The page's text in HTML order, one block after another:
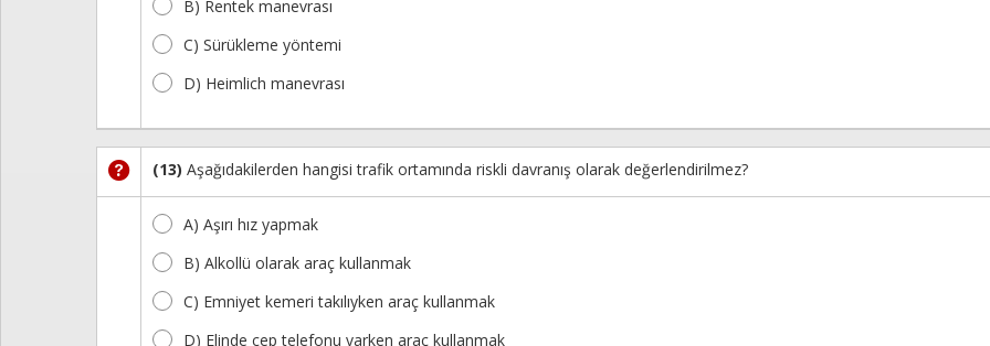
B) Rentek manevrası
C) Sürükleme yöntemi
D) Heimlich manevrası
(13) Aşağıdakilerden hangisi trafik ortamında riskli davranış olarak değerlendirilmez?
A) Aşırı hız yapmak
B) Alkollü olarak araç kullanmak
C) Emniyet kemeri takılıyken araç kullanmak
D) Elinde cep telefonu varken araç kullanmak